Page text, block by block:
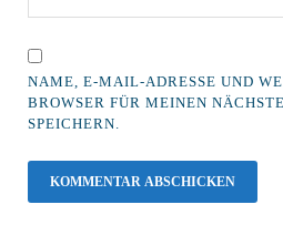
NAME, E-MAIL-ADRESSE UND
BROWSER FÜR MEINEN
SPEICHERN.